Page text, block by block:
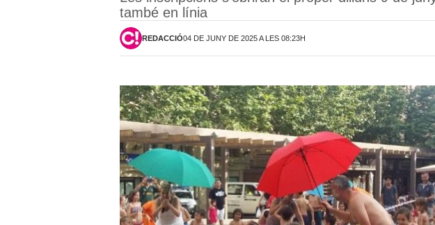
també en línia
REDACCIÓ04 DE JUNY DE 2025 A LES 08:23H